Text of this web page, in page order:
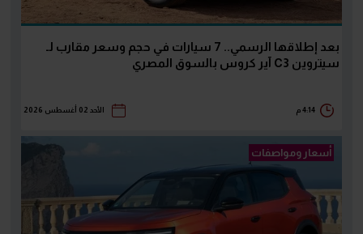
بعد إطلاقها الرسمي.. 7 سيارات في حجم وسعر مقارب لـ
سيتروين C3 آير كروس بالسوق المصري
4:14 م الأحد 02 أغسطس 2026
أسعار ومواصفات